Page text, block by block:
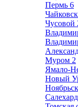
Пермь 6
Чусовой
Муром 2
Ямало-
Новый
Ноябрьск
Салехард